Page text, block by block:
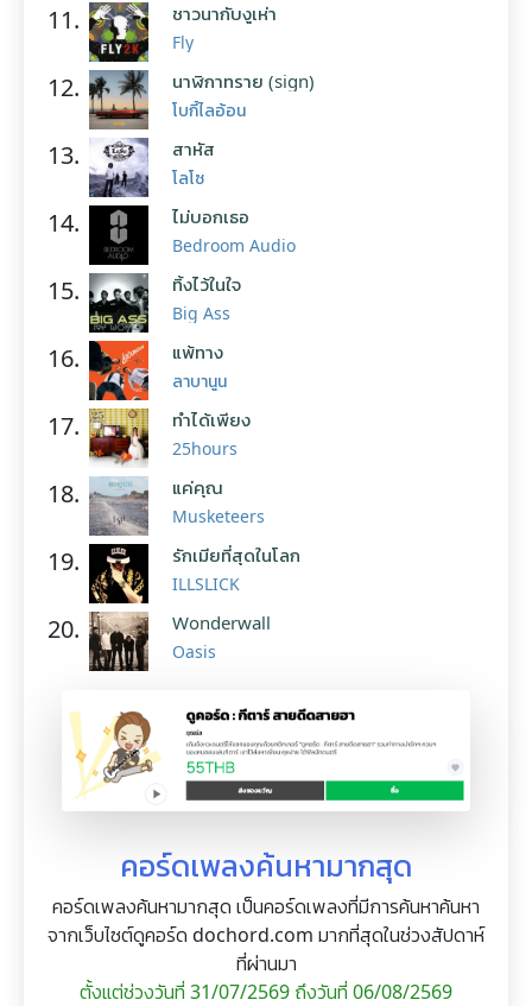
11. ชาวนากับงูเห่า
Fly
12. นาฬิกาทราย (sign)
โบกี้ไลอ้อน
13. สาหัส
โลโซ
14. ไม่บอกเธอ
Bedroom Audio
15. ทิ้งไว้ในใจ
Big Ass
16. แพ้ทาง
ลาบานูน
17. ทำได้เพียง
25hours
18. แค่คุณ
Musketeers
19. รักเมียที่สุดในโลก
ILLSLICK
20. Wonderwall
Oasis
คอร์ดเพลงค้นหามากสุด
คอร์ดเพลงค้นหามากสุด เป็นคอร์ดเพลงที่มีการค้นหาค้นหา
จากเว็บไซต์ดูคอร์ด dochord.com มากที่สุดในช่วงสัปดาห์
ที่ผ่านมา
ตั้งแต่ช่วงวันที่ 31/07/2569 ถึงวันที่ 06/08/2569